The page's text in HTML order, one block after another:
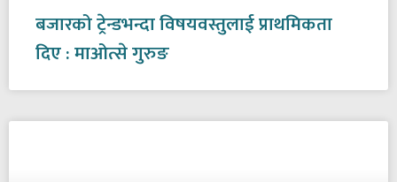
बजारको ट्रेन्डभन्दा विषयवस्तुलाई प्राथमिकता
दिए : माओत्से गुरुङ